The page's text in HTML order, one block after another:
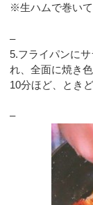
※生ハムで巻い
–
5.フライパンに
れ、全面に焼き
10分ほど、とき
–